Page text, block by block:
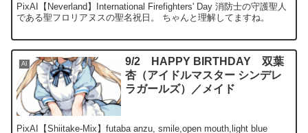
PixAI【Neverland】International Firefighters' Day 消防士の守護聖人
である聖フロリアヌスの聖名祝日。 ちゃんと理解してますね。
AI
9/2 HAPPY BIRTHDAY 双葉
杏（アイドルマスター シンデレ
ラガールズ）／メイド
PixAI【Shiitake-Mix】futaba anzu, smile,open mouth,light blue